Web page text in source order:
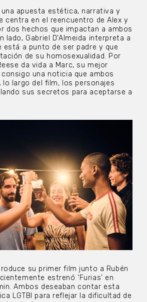
apuesta estética, narrativa y
centra en el reencuentro de Alex y
dos hechos que impactan a ambos
lado, Gabriel D’Almeida interpreta a
está a punto de ser padre y que
de su homosexualidad. Por
da vida a Marc, su mejor
una noticia que ambos
lo largo del film, los personajes
sus secretos para aceptarse a
su primer film junto a Rubén
estrenó ‘Furias’ en
Ambos deseaban contar esta
LGTBI para reflejar la dificultad de